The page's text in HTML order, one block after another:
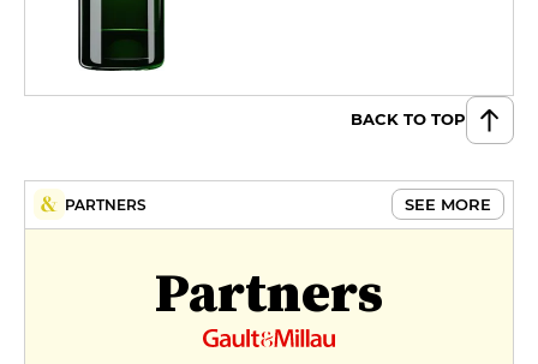
BACK TO TOP
PARTNERS SEE MORE
Partners